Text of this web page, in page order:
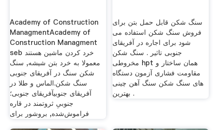
Academy of Construction
ManagmentAcademy of
Construction Managment
seb خرد کردن ماشین هستند
معمولا به خرد بتن شیشه, سنگ
شکن سنگ در آفریقای جنوبی
سنگ شکن.الماس و طلا در
آفریقای جنوبیآفریقای جنوبی؛
جنوبیِ ثروتمند در قاره
فراموش‌شده, بروشور برای
سنگ شکن قابل حمل بتن برای
فروش سنگ شکن استفاده می
شود برای اجاره در آفریقای
جنوبی تاثیر . سنگ شکن
مخروطی hpt همان ساختار و
مقاومت فشاری آزمون دستگاه
های سنگ شکن سنگ آهن چینی
بهترین .